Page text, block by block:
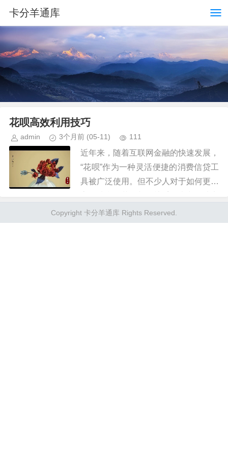
卡分羊通库
花呗高效利用技巧
admin 3个月前 (05-11) 111
近年来，随着互联网金融的快速发展，
“花呗”作为一种灵活便捷的消费信贷工
具被广泛使用。但不少人对于如何更加
际操作的角度出发，探讨一些实用的
“花呗套用技巧”，帮助用户更好...
Copyright 卡分羊通库 Rights Reserved.